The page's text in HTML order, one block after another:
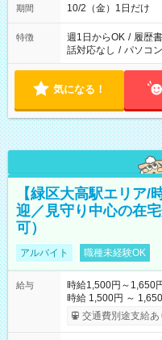
期間 10/2（金）1日だけ
特徴 週1日からOK / 履歴
話対応なし / パソコ
気になる！
【緑区大高駅エリア/
迎／見守り中心の在
可）
アルバイト 職種未経験OK
給与
時給1,500円～1,650
時給 1,500円 ～
（夜間割増手当含む） 【その他手当・待遇】 ・昇給：年1回（4
月） ・賞与：業績
交通費別途支給あ